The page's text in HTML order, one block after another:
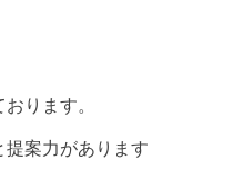
ります。
案力があります